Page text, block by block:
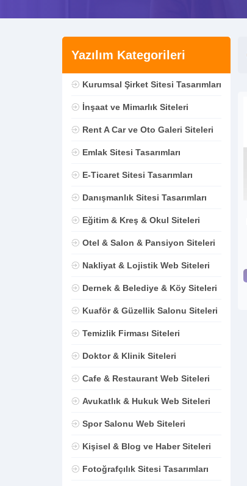
Yazılım Kategorileri
Kurumsal Şirket Sitesi Tasarımları
İnşaat ve Mimarlık Siteleri
Rent A Car ve Oto Galeri Siteleri
Emlak Sitesi Tasarımları
E-Ticaret Sitesi Tasarımları
Danışmanlık Sitesi Tasarımları
Eğitim & Kreş & Okul Siteleri
Otel & Salon & Pansiyon Siteleri
Nakliyat & Lojistik Web Siteleri
Dernek & Belediye & Köy Siteleri
Kuaför & Güzellik Salonu Siteleri
Temizlik Firması Siteleri
Doktor & Klinik Siteleri
Cafe & Restaurant Web Siteleri
Avukatlık & Hukuk Web Siteleri
Spor Salonu Web Siteleri
Kişisel & Blog ve Haber Siteleri
Fotoğrafçılık Sitesi Tasarımları